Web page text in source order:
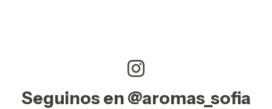
Seguinos en @aromas_sofia